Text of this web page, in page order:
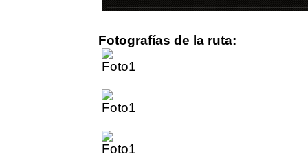
Fotografías de la ruta: